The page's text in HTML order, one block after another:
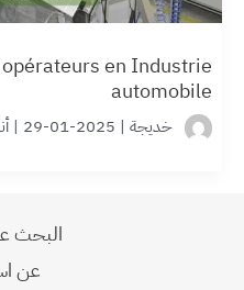
en Industrie
automobile
خديجة |
2025-01-29
|
البحث
عن